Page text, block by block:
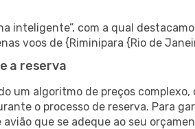
inteligente”, com a qual
voos de {Riminipara {Rio de
a reserva
um algoritmo de preços
o processo de reserva. Para
que se adeque ao seu